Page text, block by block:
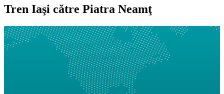
Tren Iaşi către Piatra Neamţ